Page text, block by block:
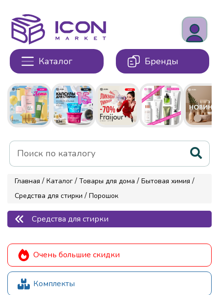
Каталог Бренды
Главная / Каталог / Товары для дома / Бытовая химия /
Средства для стирки / Порошок
Средства для стирки
Очень большие скидки
Комплекты